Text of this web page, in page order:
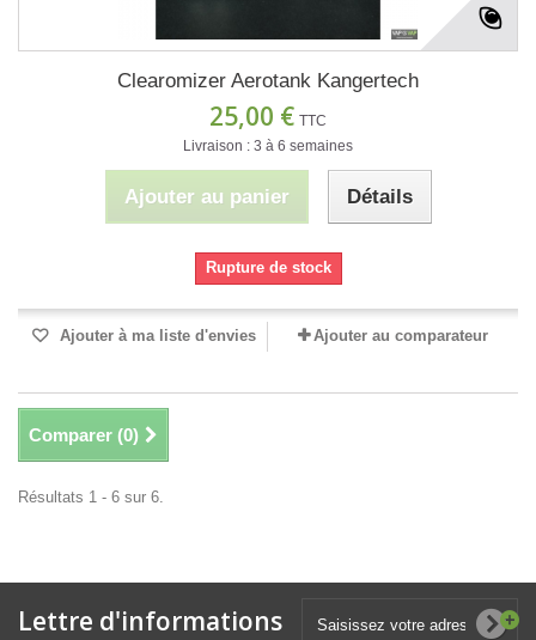
Clearomizer Aerotank Kangertech
25,00 € TTC
Livraison : 3 à 6 semaines
Ajouter au panier Détails
Rupture de stock
Ajouter à ma liste d'envies Ajouter au comparateur
Comparer (0)
Résultats 1 - 6 sur 6.
Lettre d'informations